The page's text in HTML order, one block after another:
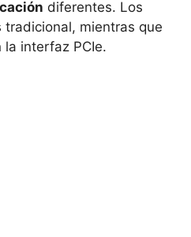
diferentes. Los
tradicional, mientras que
la interfaz PCIe.